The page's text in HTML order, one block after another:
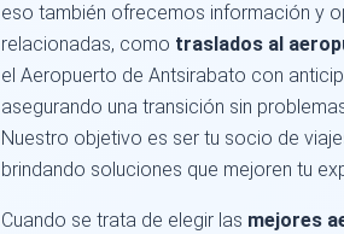
eso también ofrecemos información y
relacionadas, como traslados al
el Aeropuerto de Antsirabato con
asegurando una transición sin
Nuestro objetivo es ser tu socio de
brindando soluciones que mejoren tu
Cuando se trata de elegir las mejores